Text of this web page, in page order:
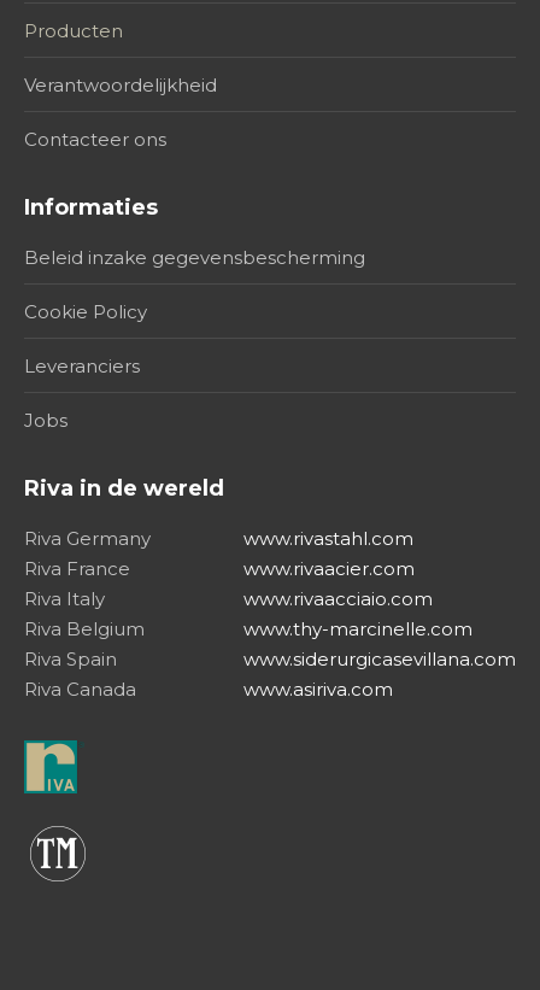
Producten
Verantwoordelijkheid
Contacteer ons
Informaties
Beleid inzake gegevensbescherming
Cookie Policy
Leveranciers
Jobs
Riva in de wereld
Riva Germany
www.rivastahl.com
Riva France
www.rivaacier.com
Riva Italy
www.rivaacciaio.com
Riva Belgium
www.thy-marcinelle.com
Riva Spain
www.siderurgicasevillana.com
Riva Canada
www.asiriva.com